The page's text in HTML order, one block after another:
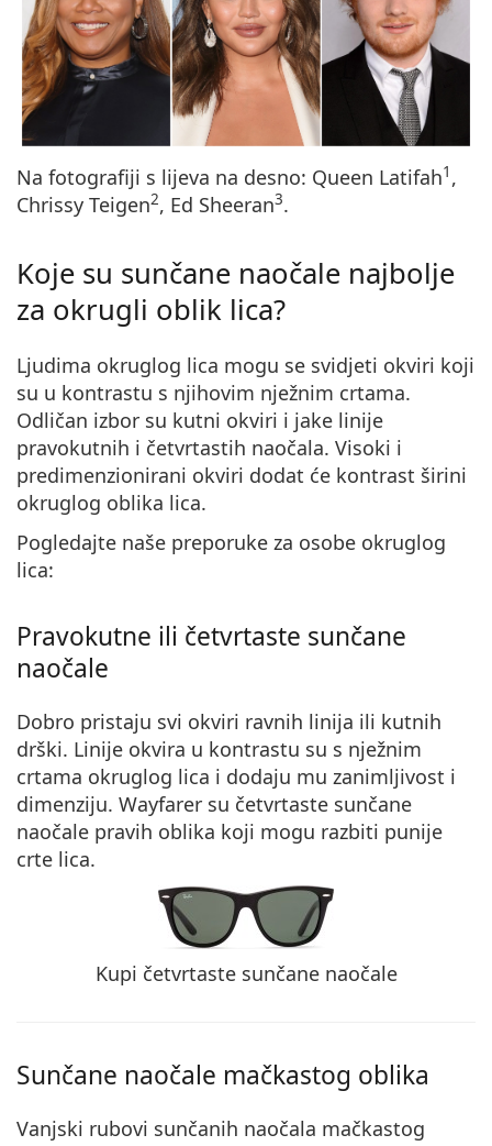
Na fotografiji s lijeva na desno: Queen Latifah1 ,
Chrissy Teigen2, Ed Sheeran3.
Koje su sunčane naočale najbolje
za okrugli oblik lica?
Ljudima okruglog lica mogu se svidjeti okviri koji
su u kontrastu s njihovim nježnim crtama.
Odličan izbor su kutni okviri i jake linije
pravokutnih i četvrtastih naočala. Visoki i
predimenzionirani okviri dodat će kontrast širini
okruglog oblika lica.
Pogledajte naše preporuke za osobe okruglog
lica:
Pravokutne ili četvrtaste sunčane
naočale
Dobro pristaju svi okviri ravnih linija ili kutnih
drški. Linije okvira u kontrastu su s nježnim
crtama okruglog lica i dodaju mu zanimljivost i
dimenziju. Wayfarer su četvrtaste sunčane
naočale pravih oblika koji mogu razbiti punije
crte lica.
Kupi četvrtaste sunčane naočale
Sunčane naočale mačkastog oblika
Vanjski rubovi sunčanih naočala mačkastog